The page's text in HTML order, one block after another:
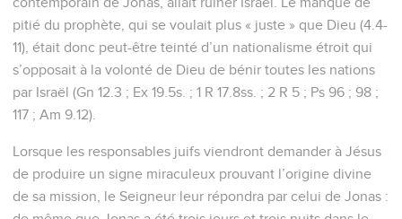
pitié du prophète, qui se voulait plus « juste » que Dieu (4.4-
11), était donc peut-être teinté d’un nationalisme étroit qui
s’opposait à la volonté de Dieu de bénir toutes les nations
par Israël (Gn 12.3 ; Ex 19.5s. ; 1 R 17.8ss. ; 2 R 5 ; Ps 96 ; 98 ;
117 ; Am 9.12).
Lorsque les responsables juifs viendront demander à Jésus
de produire un signe miraculeux prouvant l’origine divine
de sa mission, le Seigneur leur répondra par celui de Jonas :